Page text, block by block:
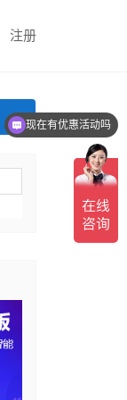
注册
现在有优惠活动吗